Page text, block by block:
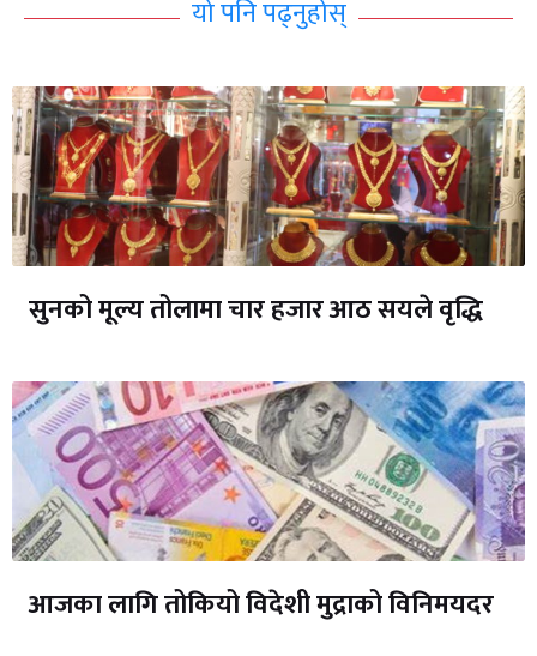
यो पनि पढ्नुहोस्
सुनको मूल्य तोलामा चार हजार आठ सयले वृद्धि
आजका लागि तोकियो विदेशी मुद्राको विनिमयदर